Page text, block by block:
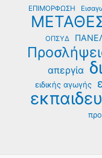
ΕΠΙΜΟΡΦΩΣΗ
ΟΠΣΥΔ
απεργία
ειδικής αγωγής